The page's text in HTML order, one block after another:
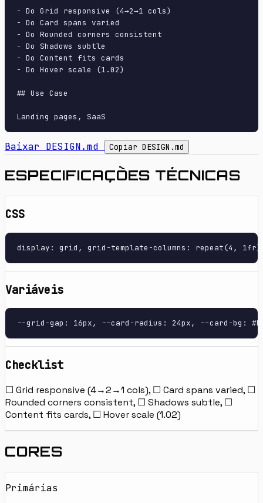
- Do Grid responsive (4→2→1 cols)
- Do Card spans varied
- Do Rounded corners consistent
- Do Shadows subtle
- Do Content fits cards
- Do Hover scale (1.02)
## Use Case
Baixar DESIGN.md Copiar DESIGN.md
ESPECIFICAÇÕES TÉCNICAS
CSS
display: grid, grid-template-columns: repeat(4, 1fr),
Variáveis
--grid-gap: 16px, --card-radius: 24px, --card-bg:
Checklist
☐ Grid responsive (4→2→1 cols), ☐ Card spans varied, ☐
Rounded corners consistent, ☐ Shadows subtle, ☐
Content fits cards, ☐ Hover scale (1.02)
CORES
Primárias